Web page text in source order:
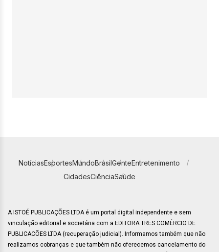
NotíciasEsportesMundoBrasilGenteEntretenimento
CidadesCiênciaSaúde
A ISTOÉ PUBLICAÇÕES LTDA é um portal digital independente e sem
vinculação editorial e societária com a EDITORA TRES COMÉRCIO DE
PUBLICACÕES LTDA (recuperação judicial). Informamos também que não
realizamos cobranças e que também não oferecemos cancelamento do